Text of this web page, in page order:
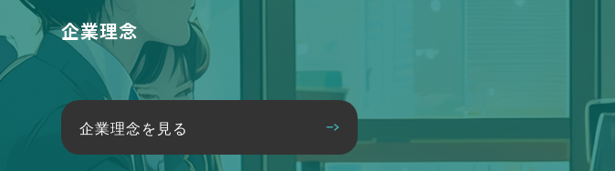
企業理念
企業理念を見る